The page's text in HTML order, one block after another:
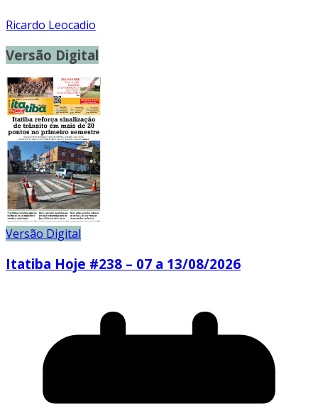
Ricardo Leocadio
Versão Digital
Versão Digital
Itatiba Hoje #238 – 07 a 13/08/2026